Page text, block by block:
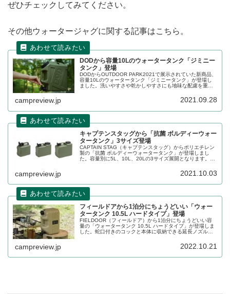
ぜひチェックしてみてください。
その他ウォータージャグに関する記事はこちら。
DODから容量10Lのウォータータンク「ジミニー
タンク」登場
DODからOUTDOOR PARK2021で展示されていた新商品、
容量10Lのウォータータンク「ジミニータンク」が登場し
ました。洗いやすさや乾かしやすさにも地味な配慮を重ね
campreview.jp 2021.09.28
キャプテンスタッグから「抗菌 ボルディーウォー
タータンク」3サイズ登場
CAPTAIN STAG（キャプテンスタッグ）からポリエチレン
製の「抗菌 ボルディーウォータータンク」が登場しまし
た。容量別に5L、10L、20Lの3サイズ展開となります。中
campreview.jp 2021.10.03
フィールドアから1泊分にちょうどいい「ウォー
タータンク 10.5L ハードタイプ」登場
FIELDOOR（フィールドア）から1泊分にちょうどいい容
量の「ウォータータンク 10.5L ハードタイプ」が登場しま
した。蛇口付きのコックと本体に収納できる延長ノズルも
campreview.jp 2022.10.21